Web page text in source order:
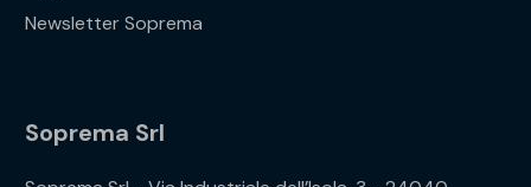
Newsletter Soprema
Soprema Srl